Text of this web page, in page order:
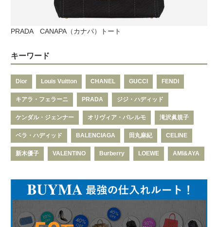
PRADA CANAPA（カナパ）トート
キーワード
Dior Louis Vuitton CHANEL GUCCI FENDI
キアラ・フェラーニ PRADA ジジ・ハディッド
ケンダル・ジェンナー オリヴィア・パレルモ 滝沢眞規子
ベラ・ハディッド BALENCIAGA 田丸麻紀 CELINE
新木優子 VALENTINO Burberry LOEWE AMI&AYA